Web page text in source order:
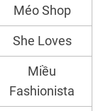
Méo Shop
She Loves
Miều
Fashionista